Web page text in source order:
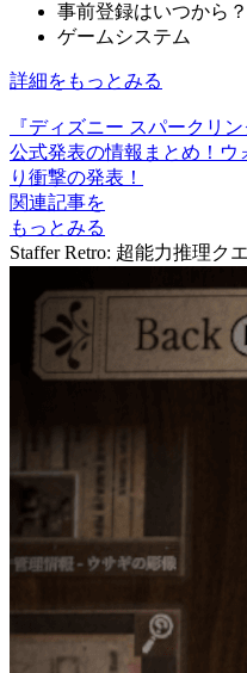
事前登録はいつから
ゲームシステム
詳細をもっとみる
『ディズニー スパークリ
公式発表の情報まとめ！ウ
り衝撃の発表！
関連記事を
もっとみる
Staffer Retro: 超能力推理ク